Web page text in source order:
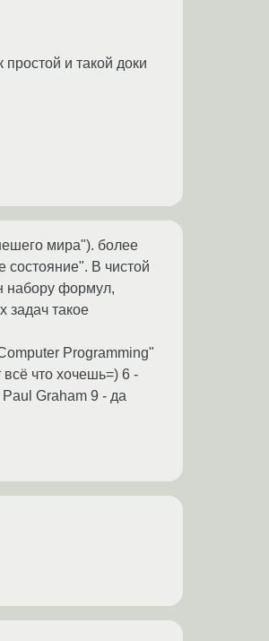
и такой доки
мира"). более
состояние". В чистой
набору формул,
задач такое
Programming"
что хочешь=) 6 -
Paul Graham 9 - да